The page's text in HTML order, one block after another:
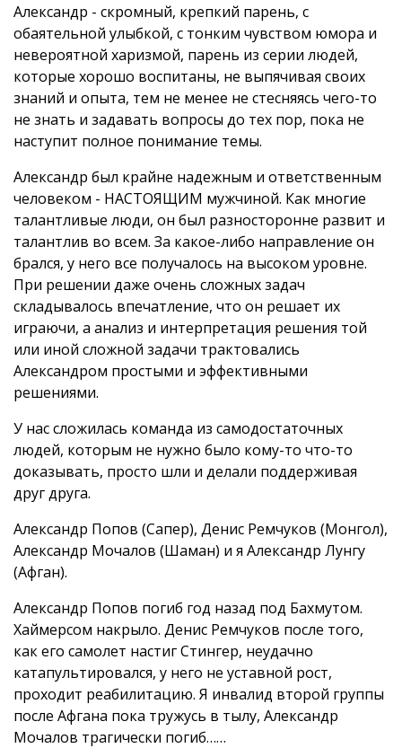
Александр - скромный, крепкий парень, с
обаятельной улыбкой, с тонким чувством юмора и
невероятной харизмой, парень из серии людей,
которые хорошо воспитаны, не выпячивая своих
знаний и опыта, тем не менее не стесняясь чего-то
не знать и задавать вопросы до тех пор, пока не
наступит полное понимание темы.
Александр был крайне надежным и ответственным
человеком - НАСТОЯЩИМ мужчиной. Как многие
талантливые люди, он был разносторонне развит и
талантлив во всем. За какое-либо направление он
брался, у него все получалось на высоком уровне.
При решении даже очень сложных задач
складывалось впечатление, что он решает их
играючи, а анализ и интерпретация решения той
или иной сложной задачи трактовались
Александром простыми и эффективными
решениями.
У нас сложилась команда из самодостаточных
людей, которым не нужно было кому-то что-то
доказывать, просто шли и делали поддерживая
друг друга.
Александр Попов (Сапер), Денис Ремчуков (Монгол),
Александр Мочалов (Шаман) и я Александр Лунгу
(Афган).
Александр Попов погиб год назад под Бахмутом.
Хаймерсом накрыло. Денис Ремчуков после того,
как его самолет настиг Стингер, неудачно
катапультировался, у него не уставной рост,
проходит реабилитацию. Я инвалид второй группы
после Афгана пока тружусь в тылу, Александр
Мочалов трагически погиб……